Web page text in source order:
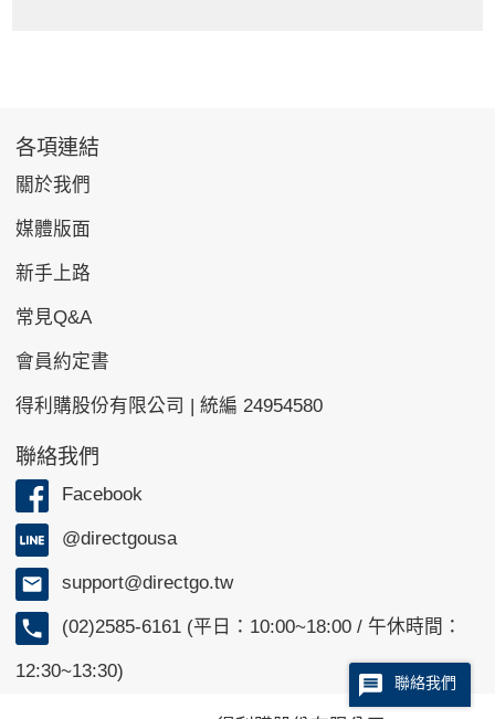
聯絡我們
各項連結
關於我們
媒體版面
新手上路
常見Q&A
會員約定書
得利購股份有限公司 | 統編 24954580
聯絡我們
Facebook
@directgousa
support@directgo.tw
(02)2585-6161 (平日：10:00~18:00 / 午休時間：
12:30~13:30)